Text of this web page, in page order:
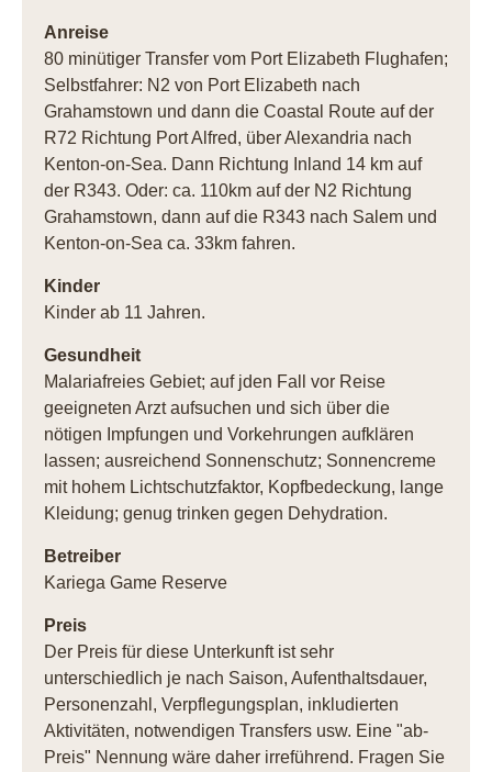
Anreise
80 minütiger Transfer vom Port Elizabeth Flughafen;
Selbstfahrer: N2 von Port Elizabeth nach
Grahamstown und dann die Coastal Route auf der
R72 Richtung Port Alfred, über Alexandria nach
Kenton-on-Sea. Dann Richtung Inland 14 km auf
der R343. Oder: ca. 110km auf der N2 Richtung
Grahamstown, dann auf die R343 nach Salem und
Kenton-on-Sea ca. 33km fahren.
Kinder
Kinder ab 11 Jahren.
Gesundheit
Malariafreies Gebiet; auf jden Fall vor Reise
geeigneten Arzt aufsuchen und sich über die
nötigen Impfungen und Vorkehrungen aufklären
lassen; ausreichend Sonnenschutz; Sonnencreme
mit hohem Lichtschutzfaktor, Kopfbedeckung, lange
Kleidung; genug trinken gegen Dehydration.
Betreiber
Kariega Game Reserve
Preis
Der Preis für diese Unterkunft ist sehr
unterschiedlich je nach Saison, Aufenthaltsdauer,
Personenzahl, Verpflegungsplan, inkludierten
Aktivitäten, notwendigen Transfers usw. Eine "ab-
Preis" Nennung wäre daher irreführend. Fragen Sie